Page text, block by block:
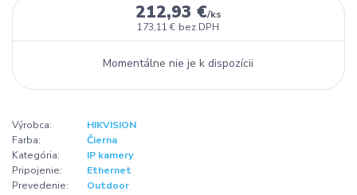
212,93 €/ks
173,11 € bez DPH
Momentálne nie je k dispozícii
Výrobca:
HIKVISION
Farba:
Čierna
Kategória:
IP kamery
Pripojenie:
Ethernet
Prevedenie:
Outdoor